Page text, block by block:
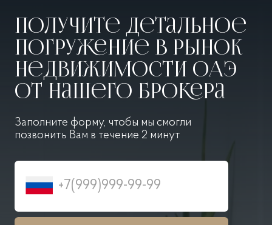
Получите детальное
погружение в рынок
недвижимости ОАЭ
от нашего брокера
Заполните форму, чтобы мы смогли
позвонить Вам в течение 2 минут